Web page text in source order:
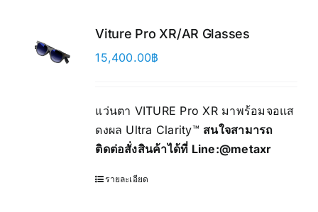
Viture Pro XR/AR Glasses
15,400.00฿
แว่นตา VITURE Pro XR มาพร้อมจอแส
ดงผล Ultra Clarity™ สนใจสามารถ
ติดต่อสั่งสินค้าได้ที่ Line:@metaxr
รายละเอียด